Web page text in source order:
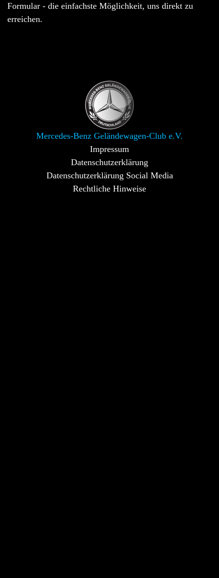
Formular - die einfachste Möglichkeit, uns direkt zu
erreichen.
Mercedes-Benz Geländewagen-Club e.V.
Impressum
Datenschutzerklärung
Datenschutzerklärung Social Media
Rechtliche Hinweise